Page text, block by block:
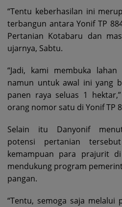
“Tentu keberhasilan ini
terbangun antara Yonif TP
Pertanian Kotabaru dan
ujarnya, Sabtu.
“Jadi, kami membuka
namun untuk awal ini yang
panen raya seluas 1
orang nomor satu di Yonif TP
Selain itu Danyonif
potensi pertanian
kemampuan para prajurit
mendukung program
pangan.
“Tentu, semoga saja melalui